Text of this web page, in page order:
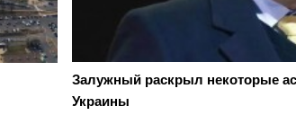
Залужный раскрыл некоторые
Украины